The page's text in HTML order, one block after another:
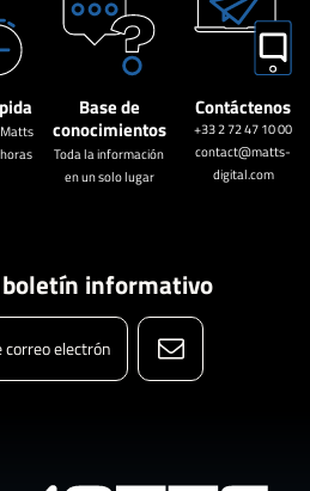
Base de
conocimientos
Toda la información
en un solo lugar
Contáctenos
+33 2 72 47 10 00
contact@matts-
digital.com
informativo